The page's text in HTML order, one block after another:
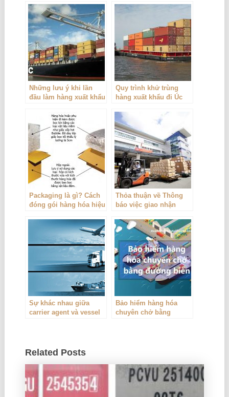
Những lưu ý khi lần
đầu làm hàng xuất khẩu
Quy trình khử trùng
hàng xuất khẩu đi Úc
Packaging là gì? Cách
đóng gói hàng hóa hiệu
Thỏa thuận về Thông
báo việc giao nhận
đồng ngoại thương
Sự khác nhau giữa
carrier agent và vessel
Bảo hiểm hàng hóa
chuyên chở bằng
Related Posts